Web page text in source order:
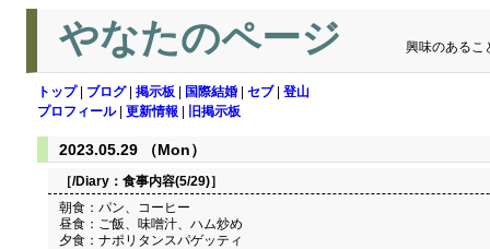
やなたのページ 興味のあるこ
トップ| ブログ| 掲示板 国際結婚 セブ| 登山
プロフィール| 更新情報 旧掲示板
2023.05.29 （Mon）
［/Diary： 食事内容(5/29)］
朝食：パン、コーヒー
昼食：ご飯、味噌汁、ハム炒め
夕食：ナポリタンスパゲッティ